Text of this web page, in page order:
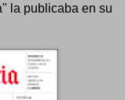
la publicaba en su